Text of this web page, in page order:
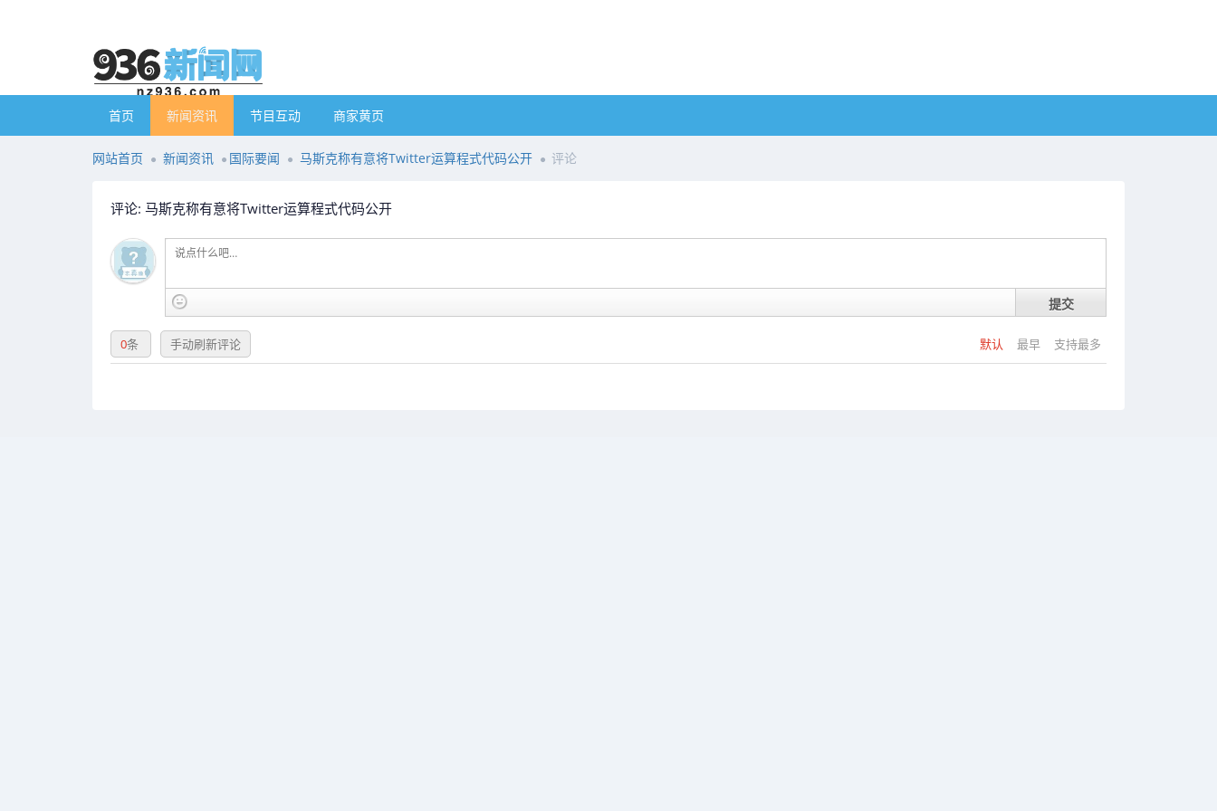
首页 新闻资讯 节目互动 商家黄页
网站首页 新闻资讯 国际要闻 马斯克称有意将Twitter运算程式代码公开 评论
评论: 马斯克称有意将Twitter运算程式代码公开
提交
默认 最早 支持最多
0条 手动刷新评论